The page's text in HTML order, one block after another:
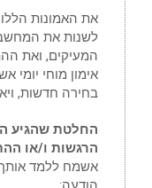
את האמונות
לשנות את
המעיקים, ואת
אימון מוחי יומי
בחירה חדשות,
החלטת שהגיע
הרגשות ו/או
אשמח ללמד אותך